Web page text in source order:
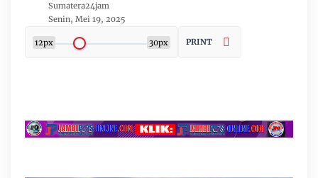
Sumatera24jam
Senin, Mei 19, 2025
12px 30px PRINT